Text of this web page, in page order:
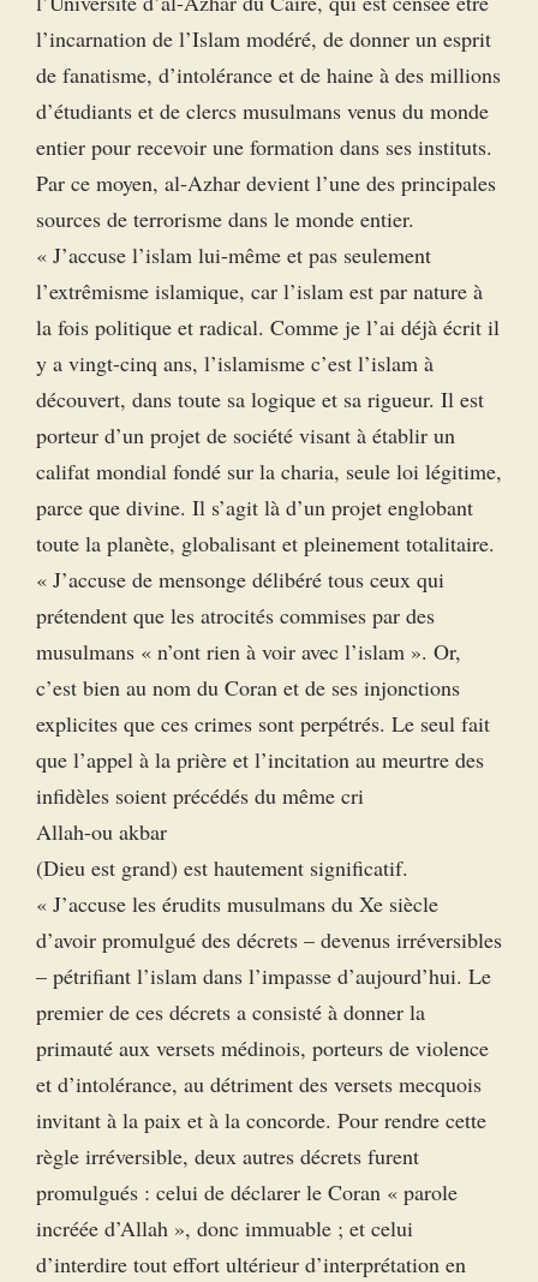
l’incarnation de l’Islam modéré, de donner un esprit
de fanatisme, d’intolérance et de haine à des millions
d’étudiants et de clercs musulmans venus du monde
entier pour recevoir une formation dans ses instituts.
Par ce moyen, al-Azhar devient l’une des principales
sources de terrorisme dans le monde entier.
« J’accuse l’islam lui-même et pas seulement
l’extrêmisme islamique, car l’islam est par nature à
la fois politique et radical. Comme je l’ai déjà écrit il
y a vingt-cinq ans, l’islamisme c’est l’islam à
découvert, dans toute sa logique et sa rigueur. Il est
porteur d’un projet de société visant à établir un
califat mondial fondé sur la charia, seule loi légitime,
parce que divine. Il s’agit là d’un projet englobant
toute la planète, globalisant et pleinement totalitaire.
« J’accuse de mensonge délibéré tous ceux qui
prétendent que les atrocités commises par des
musulmans « n’ont rien à voir avec l’islam ». Or,
c’est bien au nom du Coran et de ses injonctions
explicites que ces crimes sont perpétrés. Le seul fait
que l’appel à la prière et l’incitation au meurtre des
infidèles soient précédés du même cri
Allah-ou akbar
(Dieu est grand) est hautement significatif.
« J’accuse les érudits musulmans du Xe siècle
d’avoir promulgué des décrets – devenus irréversibles
– pétrifiant l’islam dans l’impasse d’aujourd’hui. Le
premier de ces décrets a consisté à donner la
primauté aux versets médinois, porteurs de violence
et d’intolérance, au détriment des versets mecquois
invitant à la paix et à la concorde. Pour rendre cette
règle irréversible, deux autres décrets furent
promulgués : celui de déclarer le Coran « parole
incréée d’Allah », donc immuable ; et celui
d’interdire tout effort ultérieur d’interprétation en